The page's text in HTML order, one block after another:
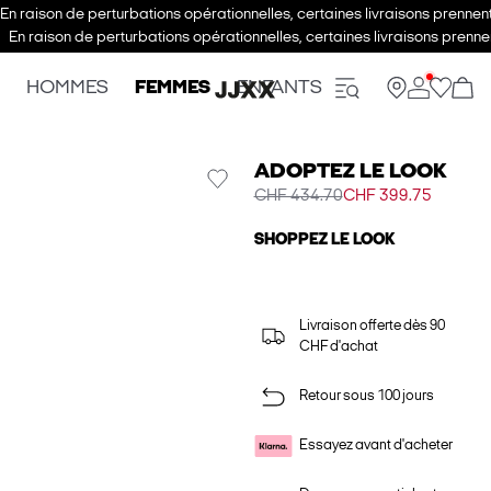
En raison de perturbations opérationnelles, certaines livraisons
En raison de perturbations opérationnelles, certaines livraisons
HOMMES FEMMES ENFANTS
ADOPTEZ LE LOOK
CHF 434.70CHF 399.75
SHOPPEZ LE LOOK
Livraison offerte dès 90
CHF d'achat
Retour sous 100 jours
Essayez avant d'acheter